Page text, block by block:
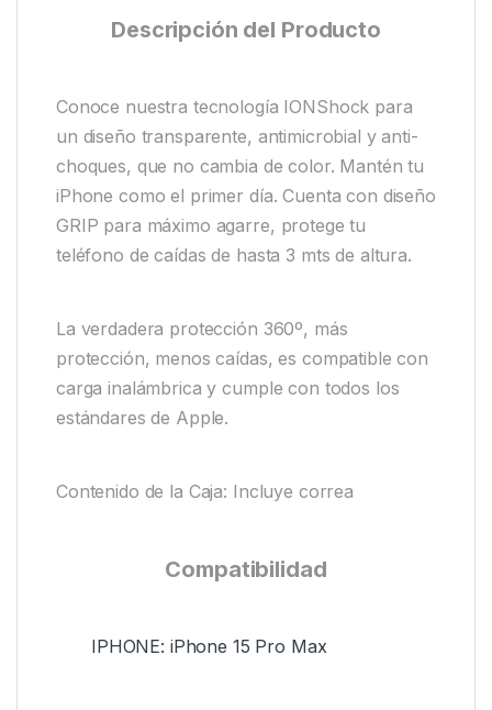
Descripción del Producto
Conoce nuestra tecnología IONShock para
un diseño transparente, antimicrobial y anti-
choques, que no cambia de color. Mantén tu
iPhone como el primer día. Cuenta con diseño
GRIP para máximo agarre, protege tu
teléfono de caídas de hasta 3 mts de altura.
La verdadera protección 360º, más
protección, menos caídas, es compatible con
carga inalámbrica y cumple con todos los
estándares de Apple.
Contenido de la Caja: Incluye correa
Compatibilidad
IPHONE: iPhone 15 Pro Max